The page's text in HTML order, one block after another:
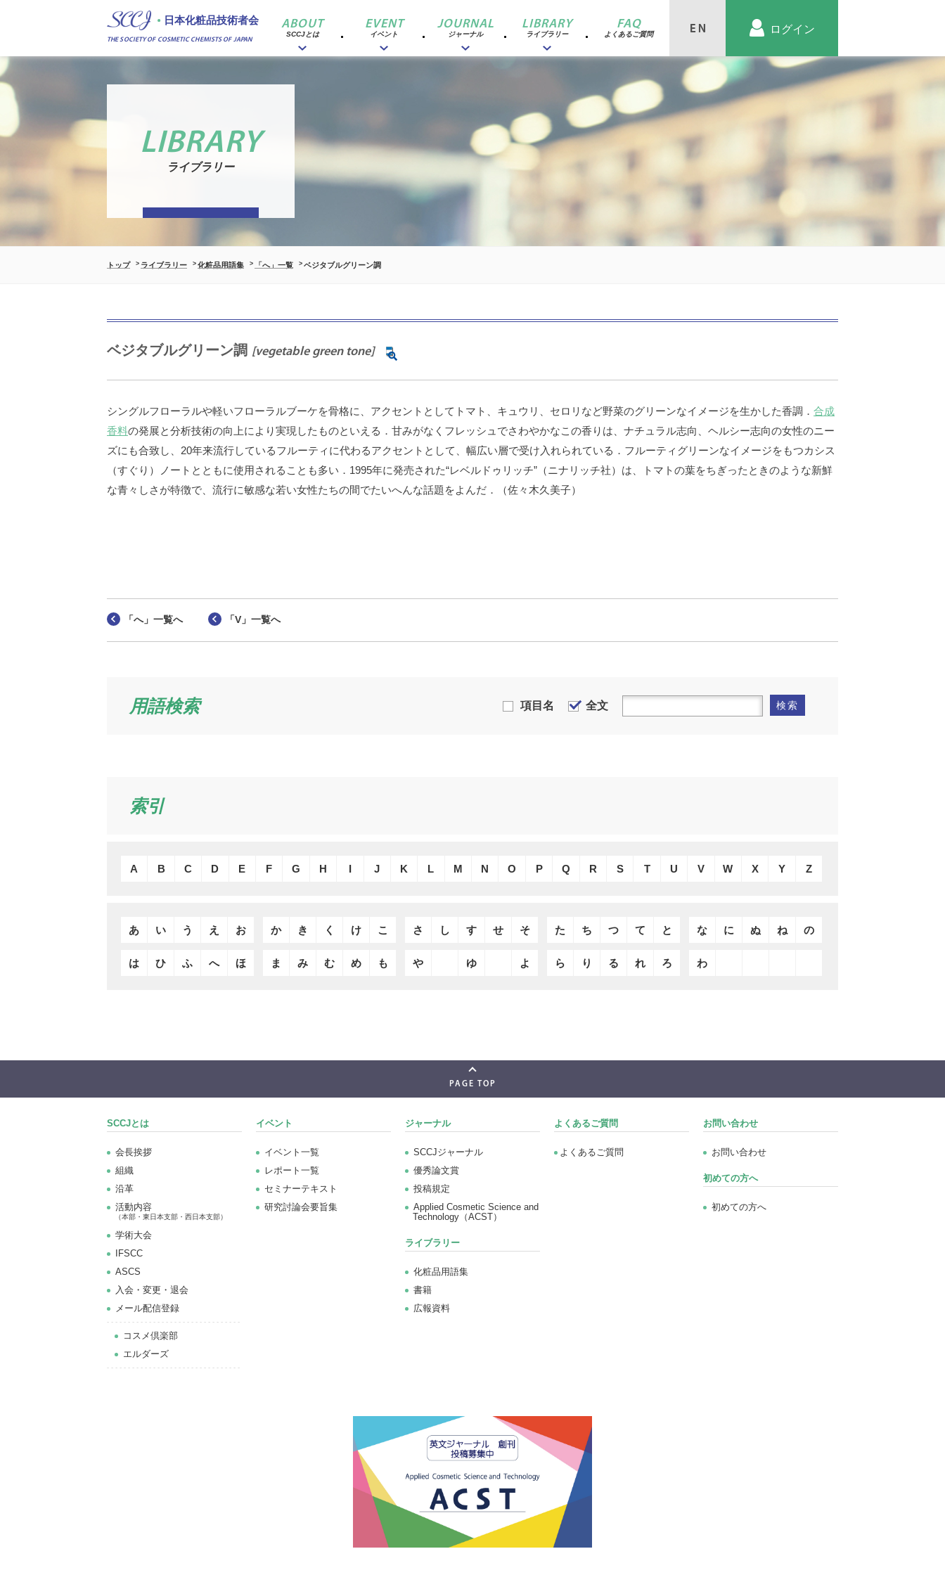
日本化粧品技術者会
THE SOCIETY OF COSMETIC CHEMISTS OF JAPAN
ログイン
ABOUT
SCCJとは
EVENT
イベント
JOURNAL
ジャーナル
LIBRARY
ライブラリー
FAQ
よくあるご質問
LIBRARY
ライブラリー
トップ ライブラリー 化粧品用語集 「へ」一覧 ベジタブルグリーン調
ベジタブルグリーン調 [vegetable green tone]
シングルフローラルや軽いフローラルブーケを骨格に、アクセントとしてトマト、キュウリ、セロリなど野菜のグリーンなイメージを生かした香調． 合成
香料の発展と分析技術の向上により実現したものといえる．甘みがなくフレッシュでさわやかなこの香りは、ナチュラル志向、ヘルシー志向の女性のニー
ズにも合致し、20年来流行しているフルーティに代わるアクセントとして、幅広い層で受け入れられている．フルーティグリーンなイメージをもつカシス
（すぐり）ノートとともに使用されることも多い．1995年に発売された“レベルドゥリッチ”（ニナリッチ社）は、トマトの葉をちぎったときのような新鮮
な青々しさが特徴で、流行に敏感な若い女性たちの間でたいへんな話題をよんだ．（佐々木久美子）
「へ」一覧へ 「V」一覧へ
用語検索 項目名 全文 検索
索引
A B C D E F G H I J K L M N O P Q R S T U V W X Y Z
あ い う え お か き く け こ さ し す せ そ た ち つ て と な に ぬ ね の
は ひ ふ へ ほ ま み む め も や ゆ よ ら り る れ ろ わ
PAGE TOP
SCCJとは
会長挨拶
組織
沿革
活動内容
（本部・東日本支部・西日本支部）
学術大会
IFSCC
ASCS
⼊会・変更・退会
メール配信登録
コスメ倶楽部
エルダーズ
イベント
イベント一覧
レポート一覧
セミナーテキスト
研究討論会要旨集
ジャーナル
SCCJジャーナル
優秀論文賞
投稿規定
Applied Cosmetic Science and
Technology（ACST）
ライブラリー
化粧品用語集
書籍
広報資料
よくあるご質問
よくあるご質問
お問い合わせ
お問い合わせ
初めての方へ
初めての方へ